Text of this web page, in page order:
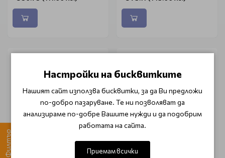
Филтър
Настройки на бисквитките
Нашият сайт използва бисквитки, за да Ви предложи
по-добро пазаруване. Те ни позволяват да
анализираме по-добре Вашите нужди и да подобрим
работата на сайта.
Приемам всички